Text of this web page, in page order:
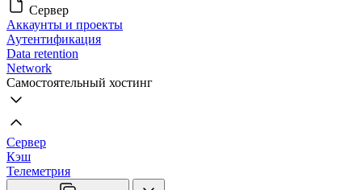
Сервер
Аккаунты и проекты
Аутентификация
Data retention
Network
Самостоятельный хостинг
Сервер
Кэш
Телеметрия